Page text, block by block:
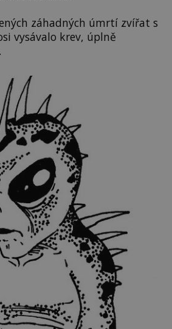
záhadných úmrtí zvířat s
vysávalo krev, úplně